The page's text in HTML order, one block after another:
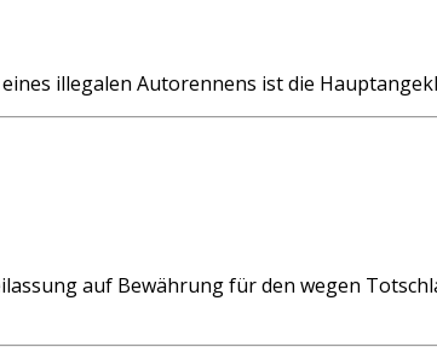
illegalen Autorennens ist die
auf Bewährung für den wegen